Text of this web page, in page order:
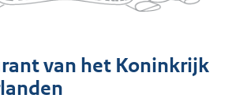
van het Koninkrijk